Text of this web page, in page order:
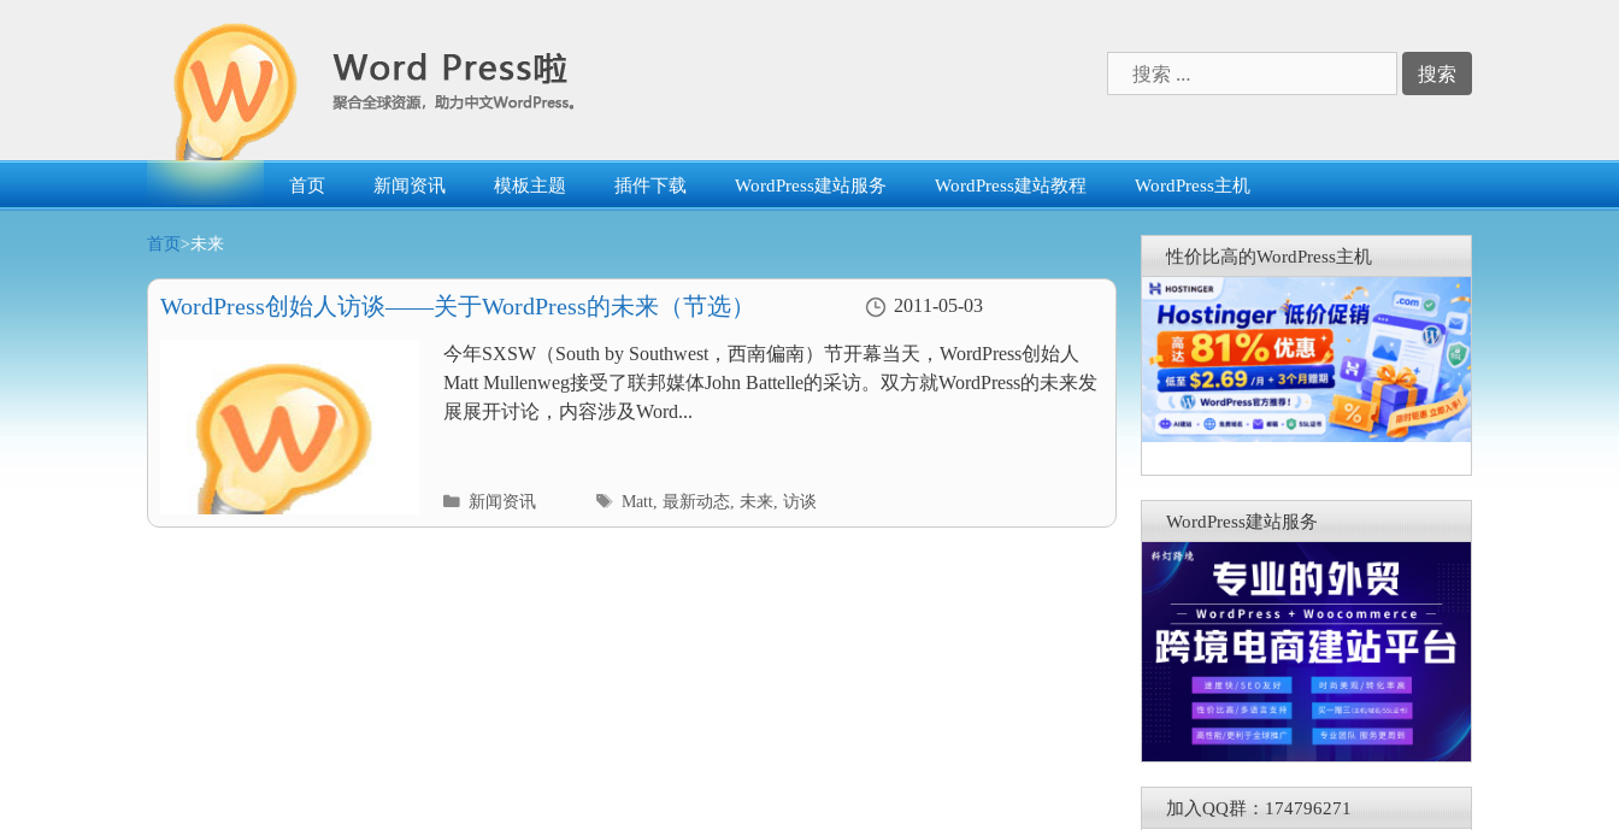
索：
首页 新闻资讯 模板主题 插件下载 WordPress建站服务 WordPress建站教程 WordPress主机
首页 >未来
WordPress创始人访谈——关于WordPress的未来（节选） 2011-05-03
今年SXSW（South by Southwest，西南偏南）节开幕当天，WordPress创始人
Matt Mullenweg接受了联邦媒体John Battelle的采访。双方就WordPress的未来发
展展开讨论，内容涉及Word...
分
类
新闻资讯
标
签
Matt,最新动态,未来,访谈
性价比高的WordPress主机
WordPress建站服务
加入QQ群：174796271